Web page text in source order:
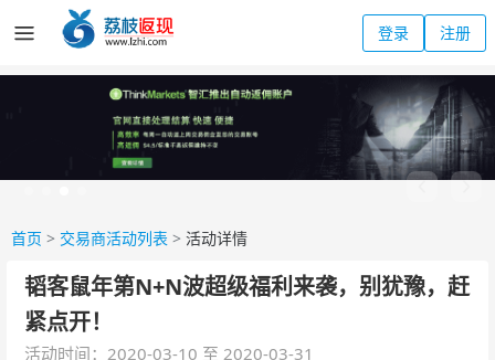
登录 注册
首页 > 交易商活动列表 > 活动详情
韬客鼠年第N+N波超级福利来袭，别犹豫，赶
紧点开！
活动时间：2020-03-10 至 2020-03-31